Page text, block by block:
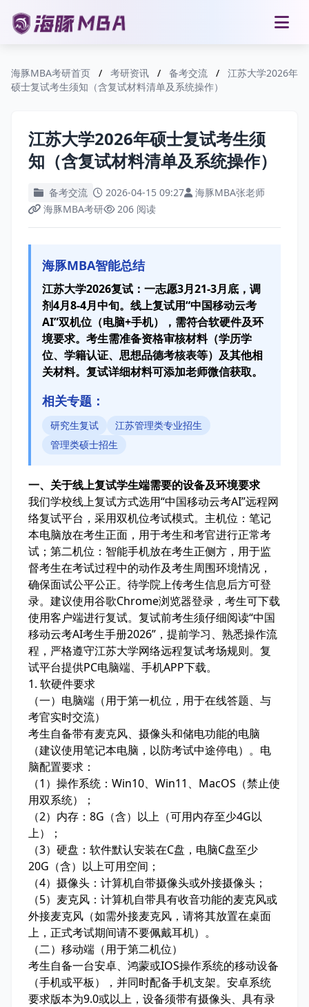
海豚MBA考研首页 / 考研资讯 / 备考交流 /
江苏大学2026年
硕士复试考生须知（含复试材料清单及系统操作）
江苏大学2026年硕士复试考生须
知（含复试材料清单及系统操作）
备考交流 2026-04-15 09:27
海豚MBA张老师
海豚MBA考研
206 阅读
海豚MBA智能总结
江苏大学2026复试：一志愿3月21-3月底，调
剂4月8-4月中旬。线上复试用“中国移动云考
AI”双机位（电脑+手机），需符合软硬件及环
境要求。考生需准备资格审核材料（学历学
位、学籍认证、思想品德考核表等）及其他相
关材料。复试详细材料可添加老师微信获取。
相关专题：
研究生复试
江苏管理类专业招生
管理类硕士招生
一、关于线上复试学生端需要的设备及环境要求
我们学校线上复试方式选用“中国移动云考AI”远程网
络复试平台，采用双机位考试模式。主机位：笔记
本电脑放在考生正面，用于考生和考官进行正常考
试；第二机位：智能手机放在考生正侧方，用于监
督考生在考试过程中的动作及考生周围环境情况，
确保面试公平公正。待学院上传考生信息后方可登
录。建议使用谷歌Chrome浏览器登录，考生可下载
使用客户端进行复试。复试前考生须仔细阅读“中国
移动云考AI考生手册2026”，提前学习、熟悉操作流
程，严格遵守江苏大学网络远程复试考场规则。复
试平台提供PC电脑端、手机APP下载。
1. 软硬件要求
（一）电脑端（用于第一机位，用于在线答题、与
考官实时交流）
考生自备带有麦克风、摄像头和储电功能的电脑
（建议使用笔记本电脑，以防考试中途停电）。电
脑配置要求：
（1）操作系统：Win10、Win11、MacOS（禁止使
用双系统）；
（2）内存：8G（含）以上（可用内存至少4G以
上）；
（3）硬盘：软件默认安装在C盘，电脑C盘至少
20G（含）以上可用空间；
（4）摄像头：计算机自带摄像头或外接摄像头；
（5）麦克风：计算机自带具有收音功能的麦克风或
外接麦克风（如需外接麦克风，请将其放置在桌面
上，正式考试期间请不要佩戴耳机）。
（二）移动端（用于第二机位）
考生自备一台安卓、鸿蒙或IOS操作系统的移动设备
（手机或平板），并同时配备手机支架。安卓系统
要求版本为9.0或以上，设备须带有摄像头、具有录